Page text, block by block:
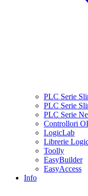
PLC Serie
PLC Serie
PLC Serie
Controllori
LogicLab
Librerie
Toolly
EasyBuilder
EasyAccess
Info